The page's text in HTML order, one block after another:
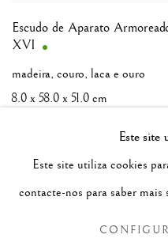
Escudo de Aparato
XVI
madeira, couro, laca e ouro
8.0 x 58.0 x 51.0 cm
Este site
Este site utiliza cookies
contacte-nos para saber